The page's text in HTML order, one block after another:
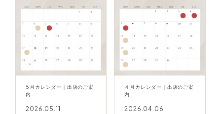
5月カレンダー｜出店のご案
内
2026.05.11
４月カレンダー｜出店のご案
内
2026.04.06